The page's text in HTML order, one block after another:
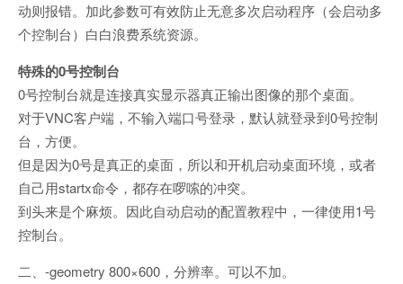
动则报错。加此参数可有效防止无意多次启动程序（会启动多
个控制台）白白浪费系统资源。
特殊的0号控制台
0号控制台就是连接真实显示器真正输出图像的那个桌面。
对于VNC客户端，不输入端口号登录，默认就登录到0号控制
台，方便。
但是因为0号是真正的桌面，所以和开机启动桌面环境，或者
自己用startx命令，都存在啰嗦的冲突。
到头来是个麻烦。因此自动启动的配置教程中，一律使用1号
控制台。
二、-geometry 800×600，分辨率。可以不加。